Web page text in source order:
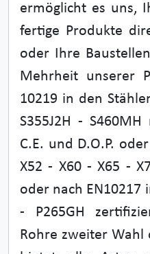
ermöglicht es uns,
fertige Produkte
oder Ihre
Mehrheit unserer
10219 in den
S355J2H -
C.E. und D.O.P.
X52 - X60 - X65 -
oder nach EN10217
- P265GH
Rohre zweiter Wahl